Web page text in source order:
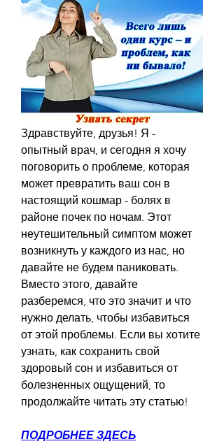
Здравствуйте, друзья! Я -
опытный врач, и сегодня я хочу
поговорить о проблеме, которая
может превратить ваш сон в
настоящий кошмар - болях в
районе почек по ночам. Этот
неутешительный симптом может
возникнуть у каждого из нас, но
давайте не будем паниковать.
Вместо этого, давайте
разберемся, что это значит и что
нужно делать, чтобы избавиться
от этой проблемы. Если вы хотите
узнать, как сохранить свой
здоровый сон и избавиться от
болезненных ощущений, то
продолжайте читать эту статью!
ПОДРОБНЕЕ ЗДЕСЬ